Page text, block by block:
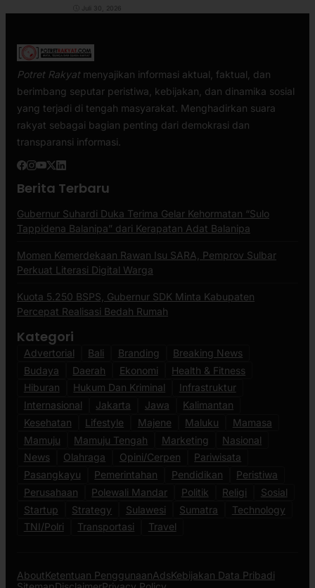
Juli 30, 2026
Potret Rakyatmenyajikan informasi aktual, faktual, dan
berimbang seputar peristiwa, kebijakan, dan dinamika sosial
yang terjadi di tengah masyarakat. Menghadirkan suara
rakyat sebagai bagian penting dari demokrasi dan
transparansi informasi.
Berita Terbaru
Gubernur Suhardi Duka Terima Gelar Kehormatan “Sulo
Tappidena Balanipa” dari Kerapatan Adat Balanipa
Momen Kemerdekaan Rawan Isu SARA, Pemprov Sulbar
Perkuat Literasi Digital Warga
Kuota 5.250 BSPS, Gubernur SDK Minta Kabupaten
Percepat Realisasi Bedah Rumah
Kategori
Advertorial Bali Branding
Breaking News
Budaya
Daerah Ekonomi
Health & Fitness
Hiburan
Hukum Dan Kriminal
Infrastruktur
Internasional
Jakarta Jawa
Kalimantan
Kesehatan
Lifestyle Majene Maluku
Mamasa
Mamuju
Mamuju Tengah Marketing
Nasional
News
Olahraga Opini/Cerpen
Pariwisata
Pasangkayu
Pemerintahan Pendidikan
Peristiwa
Perusahaan
Polewali Mandar Politik Religi
Sosial
Startup
Strategy Sulawesi Sumatra
Technology
TNI/Polri
Transportasi Travel
AboutKetentuan PenggunaanAdsKebijakan Data Pribadi